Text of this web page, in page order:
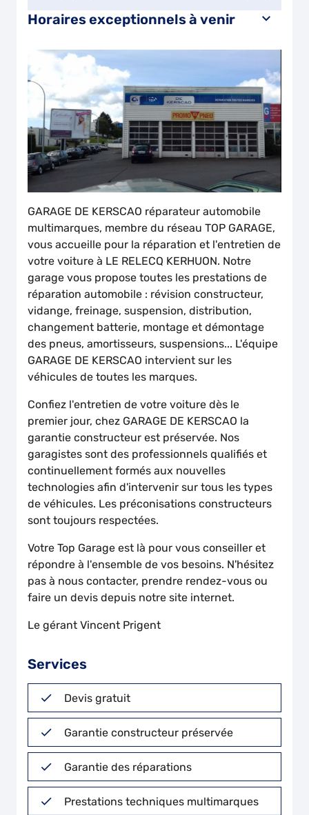
Horaires exceptionnels à venir
GARAGE DE KERSCAO réparateur automobile
multimarques, membre du réseau TOP GARAGE,
vous accueille pour la réparation et l'entretien de
votre voiture à LE RELECQ KERHUON. Notre
garage vous propose toutes les prestations de
réparation automobile : révision constructeur,
vidange, freinage, suspension, distribution,
changement batterie, montage et démontage
des pneus, amortisseurs, suspensions... L'équipe
GARAGE DE KERSCAO intervient sur les
véhicules de toutes les marques.
Confiez l'entretien de votre voiture dès le
premier jour, chez GARAGE DE KERSCAO la
garantie constructeur est préservée. Nos
garagistes sont des professionnels qualifiés et
continuellement formés aux nouvelles
technologies afin d'intervenir sur tous les types
de véhicules. Les préconisations constructeurs
sont toujours respectées.
Votre Top Garage est là pour vous conseiller et
répondre à l'ensemble de vos besoins. N'hésitez
pas à nous contacter, prendre rendez-vous ou
faire un devis depuis notre site internet.
Le gérant Vincent Prigent
Services
Devis gratuit
Garantie constructeur préservée
Garantie des réparations
Prestations techniques multimarques